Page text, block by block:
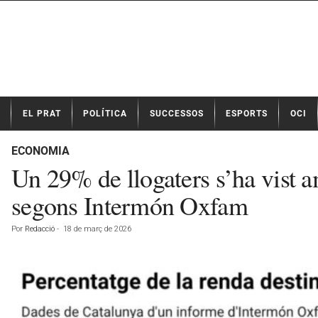
t
EL PRAT POLÍTICA SUCCESSOS ESPORTS OCI
ECONOMIA
Un 29% de llogaters s’ha vist
segons Intermón Oxfam
Por Redacció - 18 de març de 2026